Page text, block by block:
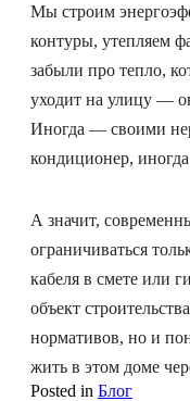
Мы строим
контуры, утепляем
забыли про тепло,
уходит на улицу —
Иногда — своими
кондиционер,
А значит,
ограничиваться
кабеля в смете или
объект
нормативов, но и
жить в этом доме
Posted in Блог